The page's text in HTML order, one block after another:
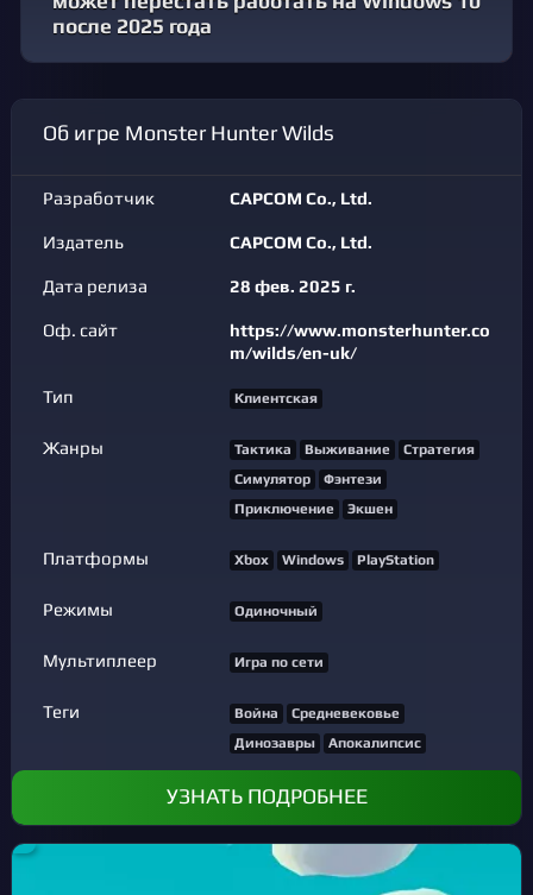
после 2025 года
Об игре Monster Hunter Wilds
Разработчик CAPCOM Co., Ltd.
Издатель CAPCOM Co., Ltd.
Дата релиза 28 фев. 2025 г.
Оф. сайт
https://www.monsterhunter.co
m/wilds/en-uk/
Тип Клиентская
Жанры Тактика Выживание
Стратегия
Симулятор
Фэнтези
Приключение
Экшен
Платформы Xbox Windows PlayStation
Режимы Одиночный
Мультиплеер Игра по сети
Теги Война
Средневековье
Динозавры
Апокалипсис
УЗНАТЬ ПОДРОБНЕЕ